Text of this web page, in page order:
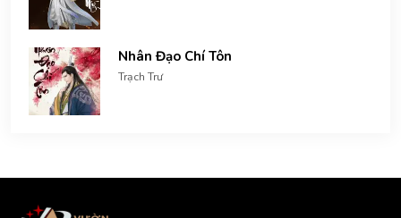
Nhân Đạo Chí Tôn
Trạch Trư